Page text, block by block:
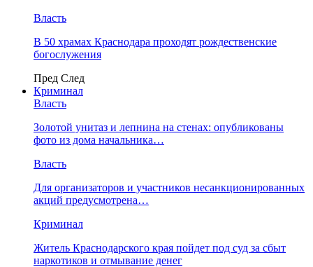
Власть
В 50 храмах Краснодара проходят рождественские
богослужения
Пред След
Криминал
Власть
​Золотой унитаз и лепнина на стенах: опубликованы
фото из дома начальника…
Власть
Для организаторов и участников несанкционированных
акций предусмотрена…
Криминал
Житель Краснодарского края пойдет под суд за сбыт
наркотиков и отмывание денег